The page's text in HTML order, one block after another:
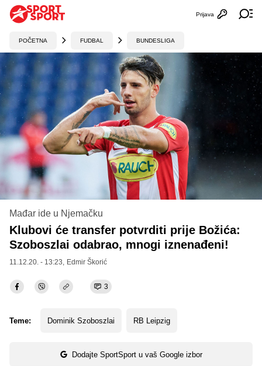
Otvori
Prijava
POČETNA FUDBAL BUNDESLIGA
Mađar ide u Njemačku
Klubovi će transfer potvrditi prije Božića:
Szoboszlai odabrao, mnogi iznenađeni!
11.12.20. - 13:23, Edmir Škorić
3
Teme: Dominik Szoboszlai RB Leipzig
Dodajte SportSport u vaš Google izbor